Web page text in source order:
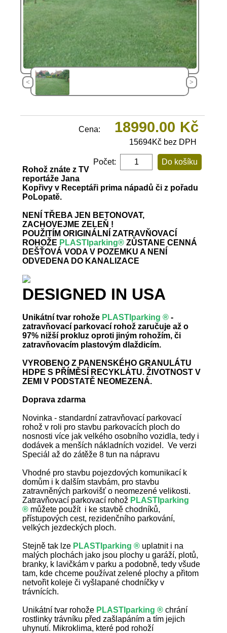
< >
Cena: 18990.00 Kč
15694Kč bez DPH
Počet:
Rohož znáte z TV
reportáže Jana
Kopřivy v Receptáři prima nápadů či z pořadu
PoLopatě.
NENÍ TŘEBA JEN BETONOVAT,
ZACHOVEJME ZELEŇ !
POUŽITÍM ORIGINÁLNÍ ZATRAVŇOVACÍ
ROHOŽE PLASTIparking®ZŮSTANE CENNÁ
DEŠŤOVÁ VODA V POZEMKU A NENÍ
ODVEDENA DO KANALIZACE
DESIGNED IN USA
Unikátní tvar rohože PLASTIparking ®-
zatravňovací parkovací rohož zaručuje až o
97% nižší prokluz oproti jiným rohožím, či
zatravňovacím plastovým dlaždicím.
VYROBENO Z PANENSKÉHO GRANULÁTU
HDPE S PŘÍMĚSÍ RECYKLÁTU. ŽIVOTNOST V
ZEMI V PODSTATĚ NEOMEZENÁ.
Doprava zdarma
Novinka - standardní zatravňovací parkovací
rohož v roli pro stavbu parkovacích ploch do
nosnosti více jak velkého osobního vozidla, tedy i
dodávek a menších nákladních vozidel. Ve verzi
Speciál až do zátěže 8 tun na nápravu
Vhodné pro stavbu pojezdových komunikací k
domům i k dalším stavbám, pro stavbu
zatravněných parkovišť o neomezené velikosti.
Zatravňovací parkovací rohož PLASTIparking
®můžete použít i ke stavbě chodníků,
přístupových cest, rezidenčního parkování,
velkých jezdeckých ploch.
Stejně tak lze PLASTIparking ®uplatnit i na
malých plochách jako jsou plochy u garáží, plotů,
branky, k lavičkám v parku a podobně, tedy všude
tam, kde chceme používat zelené plochy a přitom
netvořit koleje či vyšlapané chodníčky v
trávnících.
Unikátní tvar rohože PLASTIparking ®chrání
rostlinky trávníku před zašlapáním a tím jejich
uhynutí. Mikroklima, které pod rohoží